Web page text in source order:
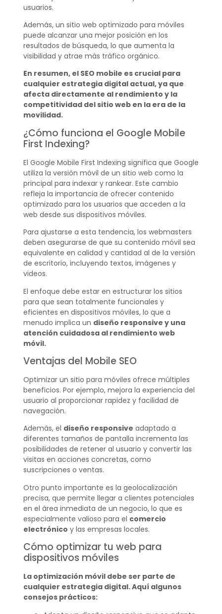
usuarios.
Además, un sitio web optimizado para móviles
puede alcanzar una mejor posición en los
resultados de búsqueda, lo que aumenta la
visibilidad y atrae más tráfico orgánico.
En resumen, el SEO mobile es crucial para
cualquier estrategia digital actual, ya que
afecta directamente al rendimiento y la
competitividad del sitio web en la era de la
movilidad.
¿Cómo funciona el Google Mobile
First Indexing?
El Google Mobile First Indexing significa que Google
utiliza la versión móvil de un sitio web como la
principal para indexar y rankear. Este cambio
refleja la importancia de ofrecer contenido
optimizado para los usuarios que acceden a la
web desde sus dispositivos móviles.
Para ajustarse a esta tendencia, los webmasters
deben asegurarse de que su contenido móvil sea
equivalente en calidad y cantidad al de la versión
de escritorio, incluyendo textos, imágenes y
videos.
El enfoque debe estar en estructurar los sitios
para que sean totalmente funcionales y
eficientes en dispositivos móviles, lo que a
menudo implica un diseño responsive y una
atención cuidadosa al rendimiento web
móvil.
Ventajas del Mobile SEO
Optimizar un sitio para móviles ofrece múltiples
beneficios. Por ejemplo, mejora la experiencia del
usuario al proporcionar rapidez y facilidad de
navegación.
Además, el diseño responsive adaptado a
diferentes tamaños de pantalla incrementa las
posibilidades de retener al usuario y convertir las
visitas en acciones concretas, como
suscripciones o ventas.
Otro punto importante es la geolocalización
precisa, que permite llegar a clientes potenciales
en el área inmediata de un negocio, lo que es
especialmente valioso para el comercio
electrónico y las empresas locales.
Cómo optimizar tu web para
dispositivos móviles
La optimización móvil debe ser parte de
cualquier estrategia digital. Aquí algunos
consejos prácticos: